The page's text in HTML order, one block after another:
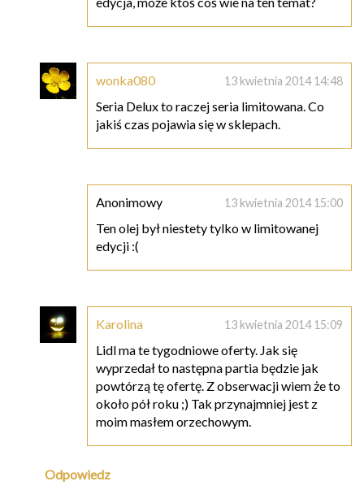
wonka080 13 kwietnia 2014 14:48
Seria Delux to raczej seria limitowana. Co
jakiś czas pojawia się w sklepach.
Anonimowy 13 kwietnia 2014 15:00
Ten olej był niestety tylko w limitowanej
edycji :(
Karolina 13 kwietnia 2014 15:09
Lidl ma te tygodniowe oferty. Jak się
wyprzedał to następna partia będzie jak
powtórzą tę ofertę. Z obserwacji wiem że to
około pół roku ;) Tak przynajmniej jest z
moim masłem orzechowym.
Odpowiedz